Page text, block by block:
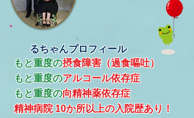
るちゃんプロフィール
もと重度の摂食障害（過食嘔吐）
もと重度のアルコール依存症
​もと重度の向精神薬依存症
精神病院 10か所以上の入院歴あり！